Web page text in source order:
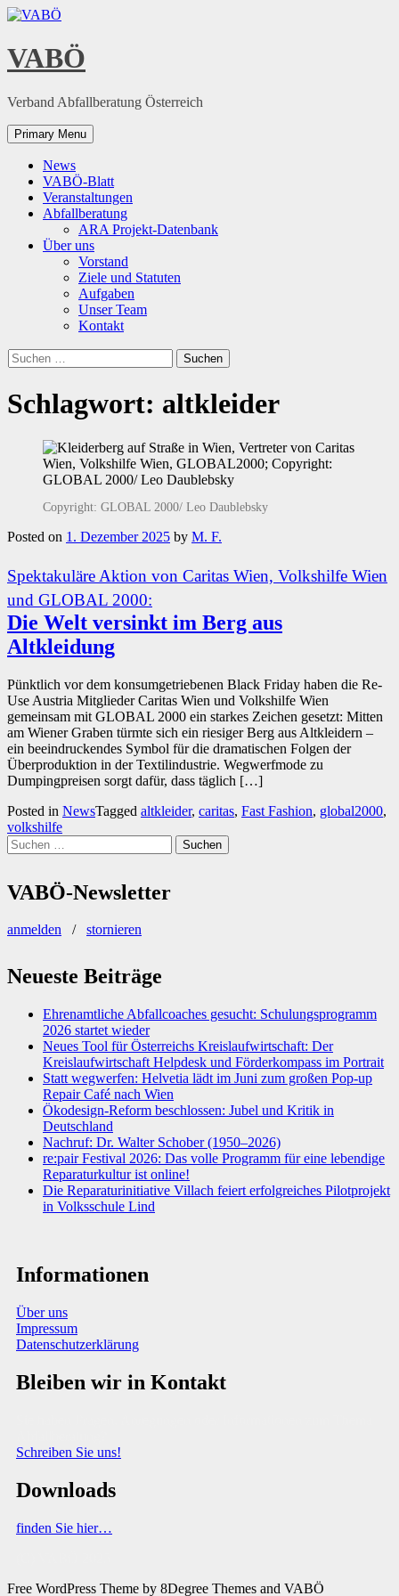
Skip
content
VABÖ
Verband Abfallberatung Österreich
Primary Menu
News
VABÖ-Blatt
Veranstaltungen
Abfallberatung
ARA Projekt-Datenbank
Über uns
Vorstand
Ziele und Statuten
Aufgaben
Unser Team
Kontakt
Suchen
nach:
Schlagwort: altkleider
Copyright: GLOBAL 2000/ Leo Daublebsky
Posted on 1. Dezember 2025 by M. F.
Spektakuläre Aktion von Caritas Wien, Volkshilfe Wien
und GLOBAL 2000:
Die Welt versinkt im Berg aus
Altkleidung
Pünktlich vor dem konsumgetriebenen Black Friday haben die Re-
Use Austria Mitglieder Caritas Wien und Volkshilfe Wien
gemeinsam mit GLOBAL 2000 ein starkes Zeichen gesetzt: Mitten
am Wiener Graben türmte sich ein riesiger Berg aus Altkleidern –
ein beeindruckendes Symbol für die dramatischen Folgen der
Überproduktion in der Textilindustrie. Wegwerfmode zu
Dumpingpreisen sorgt dafür, dass täglich […]
Posted in NewsTagged altkleider, caritas, Fast Fashion, global2000,
volkshilfe
Suchen
nach:
VABÖ-Newsletter
anmelden / stornieren
Neueste Beiträge
Ehrenamtliche Abfallcoaches gesucht: Schulungsprogramm
2026 startet wieder
Neues Tool für Österreichs Kreislaufwirtschaft: Der
Kreislaufwirtschaft Helpdesk und Förderkompass im Portrait
Statt wegwerfen: Helvetia lädt im Juni zum großen Pop-up
Repair Café nach Wien
Ökodesign-Reform beschlossen: Jubel und Kritik in
Deutschland
Nachruf: Dr. Walter Schober (1950–2026)
re:pair Festival 2026: Das volle Programm für eine lebendige
Reparaturkultur ist online!
Die Reparaturinitiative Villach feiert erfolgreiches Pilotprojekt
in Volksschule Lind
Informationen
Über uns
Impressum
Datenschutzerklärung
Bleiben wir in Kontakt
Schreiben Sie uns!
Downloads
finden Sie hier…
Free WordPress Theme by 8Degree Themes and VABÖ